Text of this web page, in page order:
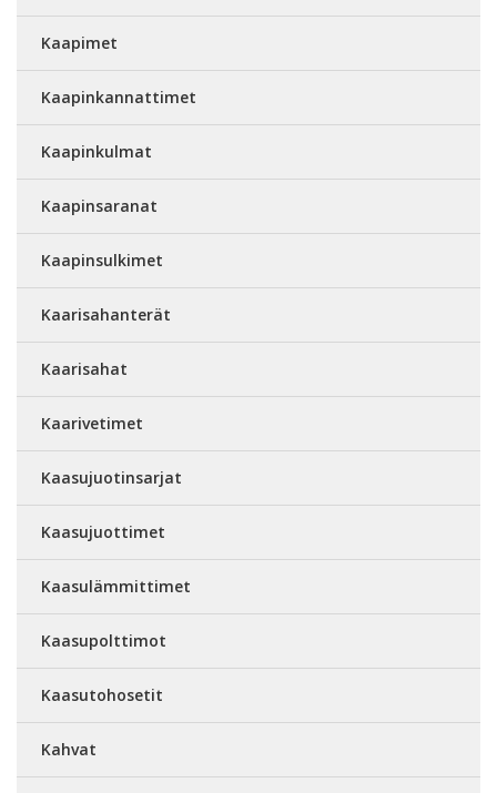
Kaapimet
Kaapinkannattimet
Kaapinkulmat
Kaapinsaranat
Kaapinsulkimet
Kaarisahanterät
Kaarisahat
Kaarivetimet
Kaasujuotinsarjat
Kaasujuottimet
Kaasulämmittimet
Kaasupolttimot
Kaasutohosetit
Kahvat